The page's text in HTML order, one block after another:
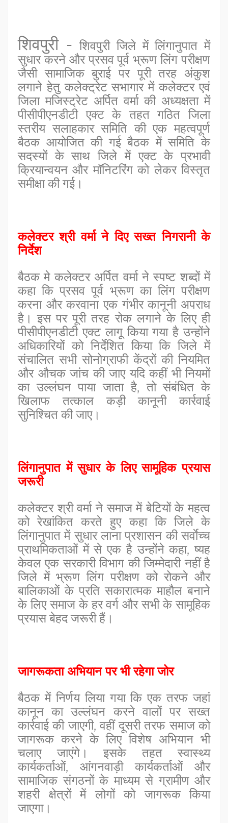
शिवपुरी-शिवपुरी जिले में लिंगानुपात में
सुधार करने और प्रसव पूर्व भ्रूण लिंग परीक्षण
जैसी सामाजिक बुराई पर पूरी तरह अंकुश
लगाने हेतु कलेक्ट्रेट सभागार में कलेक्टर एवं
जिला मजिस्ट्रेट अर्पित वर्मा की अध्यक्षता में
पीसीपीएनडीटी एक्ट के तहत गठित जिला
स्तरीय सलाहकार समिति की एक महत्वपूर्ण
बैठक आयोजित की गई बैठक में समिति के
सदस्यों के साथ जिले में एक्ट के प्रभावी
क्रियान्वयन और मॉनिटरिंग को लेकर विस्तृत
समीक्षा की गई।
कलेक्टर श्री वर्मा ने दिए सख्त निगरानी के
निर्देश
बैठक मे कलेक्टर अर्पित वर्मा ने स्पष्ट शब्दों में
कहा कि प्रसव पूर्व भ्रूण का लिंग परीक्षण
करना और करवाना एक गंभीर कानूनी अपराध
है। इस पर पूरी तरह रोक लगाने के लिए ही
पीसीपीएनडीटी एक्ट लागू किया गया है उन्होंने
अधिकारियों को निर्देशित किया कि जिले में
संचालित सभी सोनोग्राफी केंद्रों की नियमित
और औचक जांच की जाए यदि कहीं भी नियमों
का उल्लंघन पाया जाता है, तो संबंधित के
खिलाफ तत्काल कड़ी कानूनी कार्रवाई
सुनिश्चित की जाए।
लिंगानुपात में सुधार के लिए सामूहिक प्रयास
जरूरी
कलेक्टर श्री वर्मा ने समाज में बेटियों के महत्व
को रेखांकित करते हुए कहा कि जिले के
लिंगानुपात में सुधार लाना प्रशासन की सर्वाेच्च
प्राथमिकताओं में से एक है उन्होंने कहा, ष्यह
केवल एक सरकारी विभाग की जिम्मेदारी नहीं है
जिले में भ्रूण लिंग परीक्षण को रोकने और
बालिकाओं के प्रति सकारात्मक माहौल बनाने
के लिए समाज के हर वर्ग और सभी के सामूहिक
प्रयास बेहद जरूरी हैं।
जागरूकता अभियान पर भी रहेगा जोर
बैठक में निर्णय लिया गया कि एक तरफ जहां
कानून का उल्लंघन करने वालों पर सख्त
कार्रवाई की जाएगी, वहीं दूसरी तरफ समाज को
जागरूक करने के लिए विशेष अभियान भी
चलाए जाएंगे। इसके तहत स्वास्थ्य
कार्यकर्ताओं, आंगनवाड़ी कार्यकर्ताओं और
सामाजिक संगठनों के माध्यम से ग्रामीण और
शहरी क्षेत्रों में लोगों को जागरूक किया
जाएगा।